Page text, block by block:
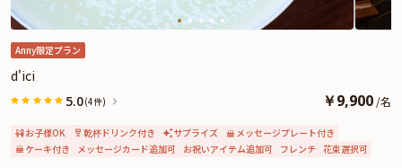
Anny限定プラン
d'ici
5.0(4件) ￥9,900 /名
お子様OK 乾杯ドリンク付き サプライズ
メッセージプレート付き
ケーキ付き
メッセージカード追加可 お祝いアイテム追加可 フレンチ 花束選択可